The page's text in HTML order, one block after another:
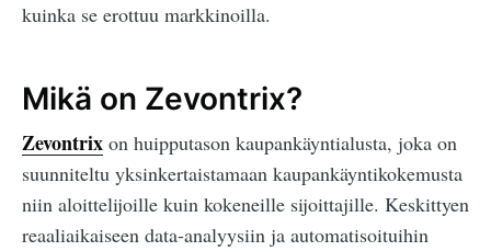
kuinka se erottuu markkinoilla.
Mikä on Zevontrix?
Zevontrix on huipputason kaupankäyntialusta, joka on
suunniteltu yksinkertaistamaan kaupankäyntikokemusta
niin aloittelijoille kuin kokeneille sijoittajille. Keskittyen
reaaliaikaiseen data-analyysiin ja automatisoituihin